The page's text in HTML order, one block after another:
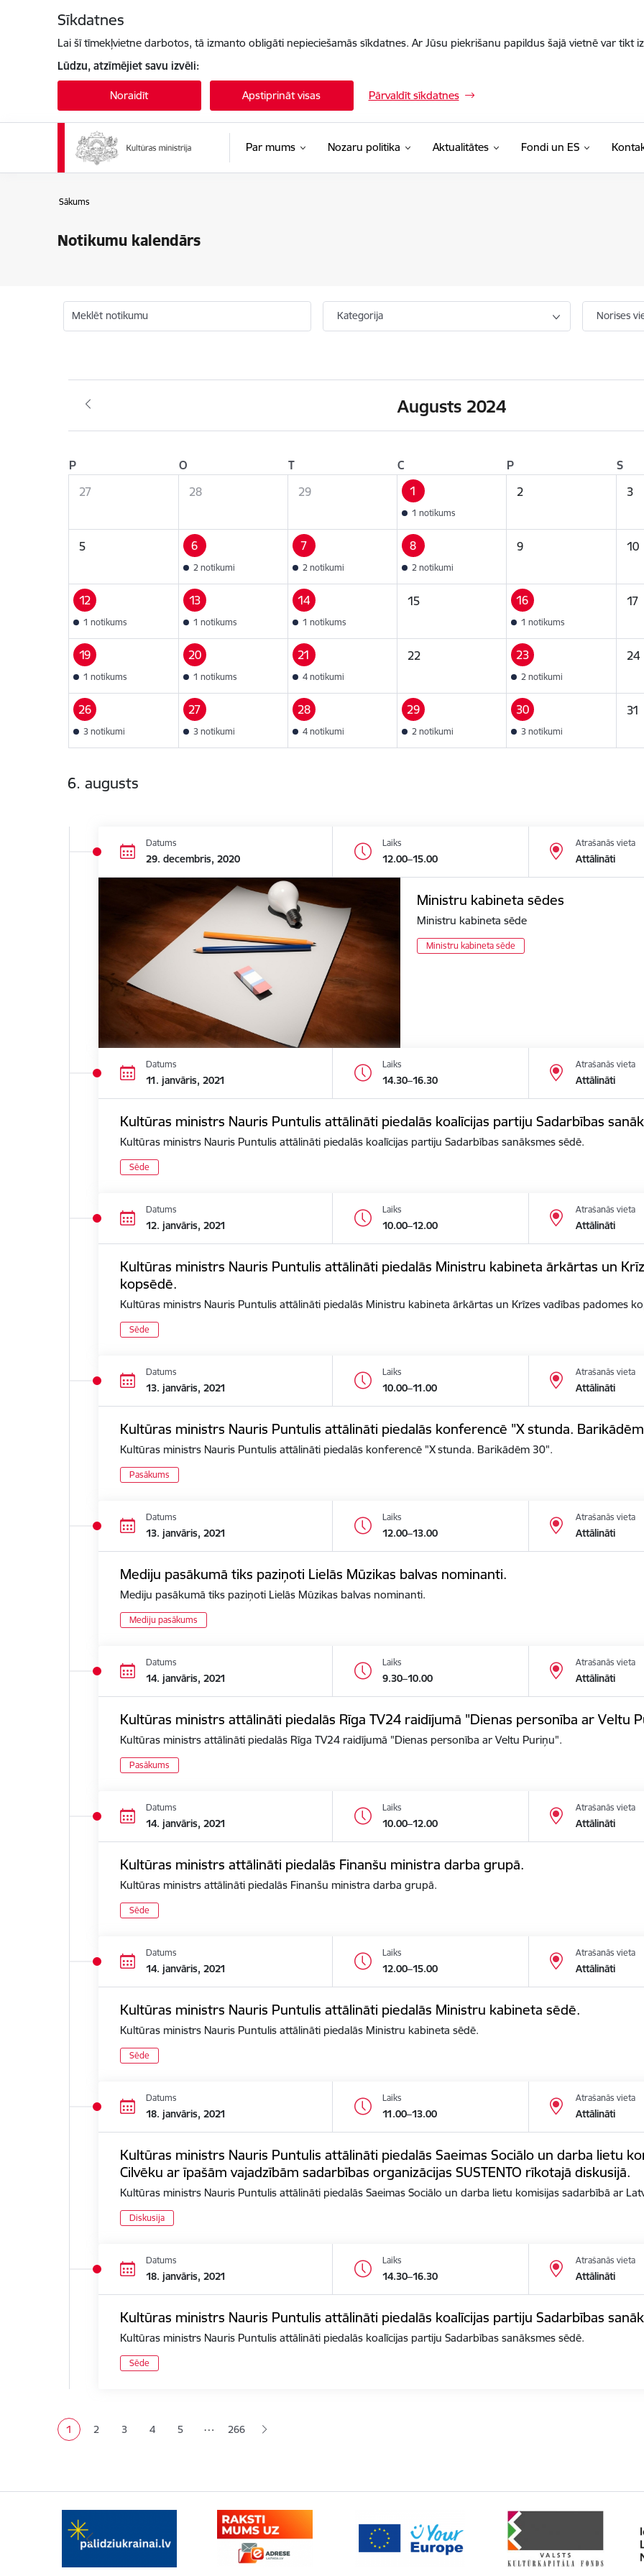
Sīkdatnes
Lai šī tīmekļvietne darbotos, tā izmanto obligāti nepieciešamās sīkdatnes. Ar Jūsu piekrišanu papildus šajā vietnē var tikt
Lūdzu, atzīmējiet savu izvēli:
Noraidīt Apstiprināt visas Pārvaldīt sīkdatnes
Par mums Nozaru politika Aktualitātes Fondi un ES
Sākums
Notikumu kalendārs
Meklēt notikumu Kategorija Norises
Augusts 2024
P O T C P
S
27
28 29 1
1 notikums
2 3
5 6
2 notikumi
7
2 notikumi
8
2 notikumi
9 10
12
1 notikums
13
1 notikums
14
1 notikums
15 16
1 notikums
17
19
1 notikums
20
1 notikums
21
4 notikumi
22 23
2 notikumi
24
26
3 notikumi
27
3 notikumi
28
4 notikumi
29
2 notikumi
30
3 notikumi
31
6. augusts
Datums
29. decembris, 2020
Laiks
12.00–15.00
Atrašanās vieta
Attālināti
Ministru kabineta sēdes
Ministru kabineta sēde
Ministru kabineta sēde
Datums
11. janvāris, 2021
Laiks
14.30–16.30
Atrašanās vieta
Attālināti
Kultūras ministrs Nauris Puntulis attālināti piedalās koalīcijas partiju Sadarbības
Kultūras ministrs Nauris Puntulis attālināti piedalās koalīcijas partiju Sadarbības sanāksmes sēdē.
Sēde
Datums
12. janvāris, 2021
Laiks
10.00–12.00
Atrašanās vieta
Attālināti
Kultūras ministrs Nauris Puntulis attālināti piedalās Ministru kabineta ārkārtas un
kopsēdē.
Kultūras ministrs Nauris Puntulis attālināti piedalās Ministru kabineta ārkārtas un Krīzes vadības padomes
Sēde
Datums
13. janvāris, 2021
Laiks
10.00–11.00
Atrašanās vieta
Attālināti
Kultūras ministrs Nauris Puntulis attālināti piedalās konferencē "X stunda.
Kultūras ministrs Nauris Puntulis attālināti piedalās konferencē "X stunda. Barikādēm 30".
Pasākums
Datums
13. janvāris, 2021
Laiks
12.00–13.00
Atrašanās vieta
Attālināti
Mediju pasākumā tiks paziņoti Lielās Mūzikas balvas nominanti.
Mediju pasākumā tiks paziņoti Lielās Mūzikas balvas nominanti.
Mediju pasākums
Datums
14. janvāris, 2021
Laiks
9.30–10.00
Atrašanās vieta
Attālināti
Kultūras ministrs attālināti piedalās Rīga TV24 raidījumā "Dienas personība ar Veltu
Kultūras ministrs attālināti piedalās Rīga TV24 raidījumā "Dienas personība ar Veltu Puriņu".
Pasākums
Datums
14. janvāris, 2021
Laiks
10.00–12.00
Atrašanās vieta
Attālināti
Kultūras ministrs attālināti piedalās Finanšu ministra darba grupā.
Kultūras ministrs attālināti piedalās Finanšu ministra darba grupā.
Sēde
Datums
14. janvāris, 2021
Laiks
12.00–15.00
Atrašanās vieta
Attālināti
Kultūras ministrs Nauris Puntulis attālināti piedalās Ministru kabineta sēdē.
Kultūras ministrs Nauris Puntulis attālināti piedalās Ministru kabineta sēdē.
Sēde
Datums
18. janvāris, 2021
Laiks
11.00–13.00
Atrašanās vieta
Attālināti
Kultūras ministrs Nauris Puntulis attālināti piedalās Saeimas Sociālo un darba lietu
Cilvēku ar īpašām vajadzībām sadarbības organizācijas SUSTENTO rīkotajā diskusijā.
Kultūras ministrs Nauris Puntulis attālināti piedalās Saeimas Sociālo un darba lietu komisijas sadarbībā ar
Diskusija
Datums
18. janvāris, 2021
Laiks
14.30–16.30
Atrašanās vieta
Attālināti
Kultūras ministrs Nauris Puntulis attālināti piedalās koalīcijas partiju Sadarbības
Kultūras ministrs Nauris Puntulis attālināti piedalās koalīcijas partiju Sadarbības sanāksmes sēdē.
Sēde
Pašreizējā lapa
1 Lapa
2 Lapa
3 Lapa
4 Lapa
5 … 266